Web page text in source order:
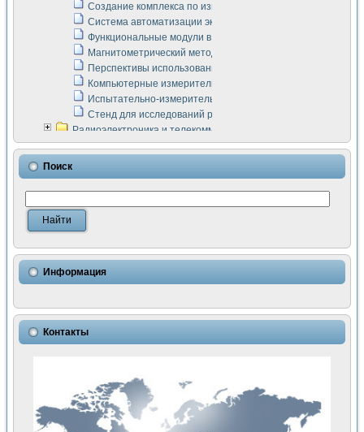
Создание комплекса по измерению скорости подвижного
Система автоматизации экспериментальных
Функциональные модули в стандарте Nl SCXI для
Магнитометрический метод в дефектоскопии сварных
Перспективы использования машинного зрения в
Компьютерные измерительные системы для
Испытательно-измерительный комплекс аппаратуры для
Стенд для исследований рабочих процессов ДВС в
Радиоэлектроника и телекоммуникации
LabVIEW в расчетах радиолиний систем передачи данных
Аппаратно-программный комплекс для исследования
Виртуальный лабораторный стенд для исследования
Измерение шумовых параметров операционных
Измерительный преобразователь на основе цифровой
Использование NI LabVIEW для математического
Исследовние возможности создания измерителя ВАХ
Математическое моделирование генератора сигналов -
Применение осциллографического модуля с высоким
Симуляция отклика импульсного радиолокационного
Автоматизация формирования уравнений состояния для
Разработка автоматизированного стенда для измерения
Применение среды LabVIEW для построения картины
Портативная система для определения показателей
Использование LabVIEW для управления источником
Поиск
Информация
Контакты